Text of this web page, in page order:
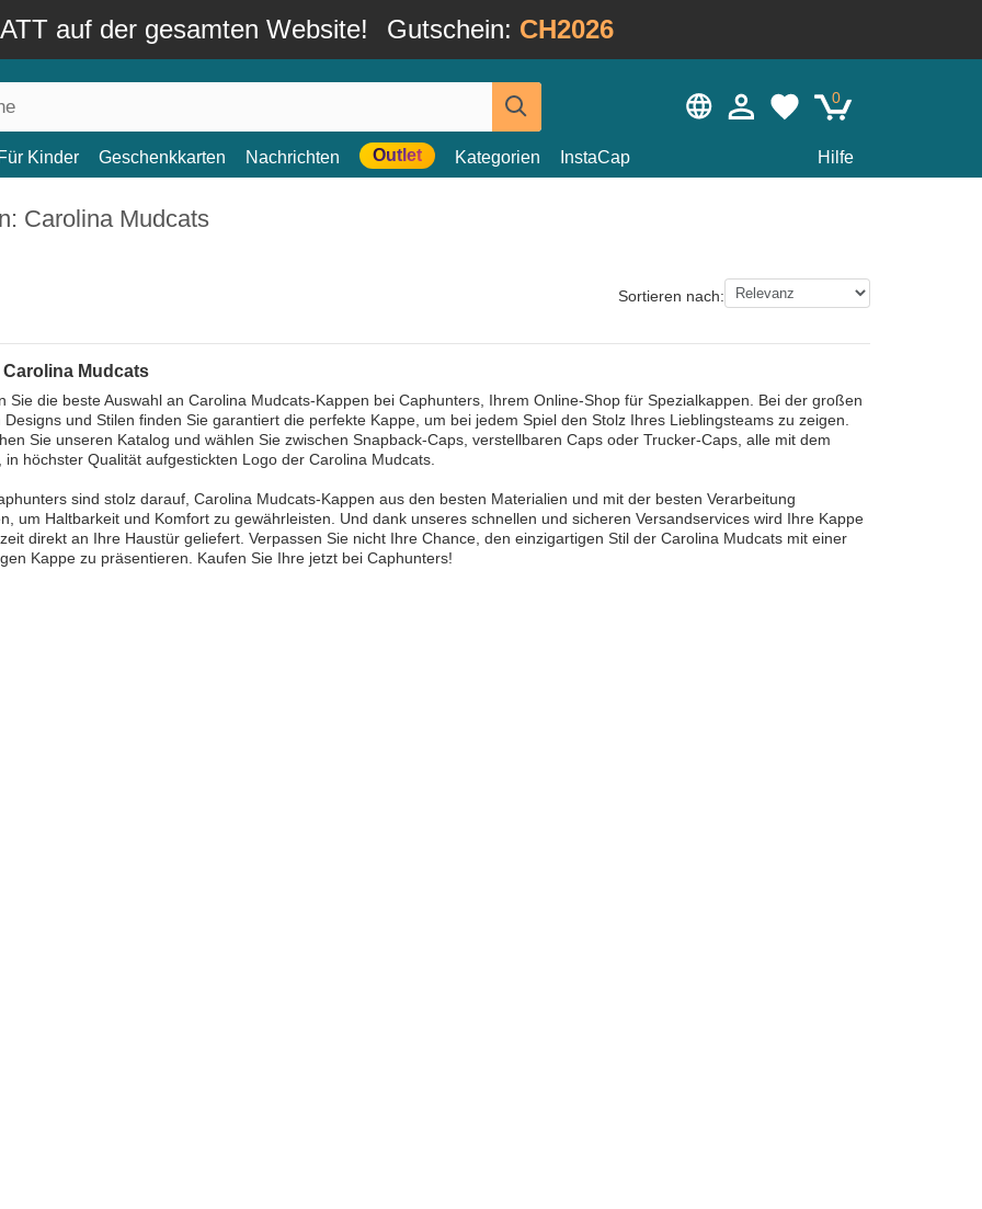
auf der gesamten Website! Gutschein: CH2026
0
Für Kinder Geschenkkarten Nachrichten Outlet Kategorien InstaCap Hilfe
Carolina Mudcats
Sortieren nach:
Carolina Mudcats
Sie die beste Auswahl an Carolina Mudcats-Kappen bei Caphunters, Ihrem Online-Shop für Spezialkappen. Bei der großen
Designs und Stilen finden Sie garantiert die perfekte Kappe, um bei jedem Spiel den Stolz Ihres Lieblingsteams zu zeigen.
Sie unseren Katalog und wählen Sie zwischen Snapback-Caps, verstellbaren Caps oder Trucker-Caps, alle mit dem
in höchster Qualität aufgestickten Logo der Carolina Mudcats.
sind stolz darauf, Carolina Mudcats-Kappen aus den besten Materialien und mit der besten Verarbeitung
um Haltbarkeit und Komfort zu gewährleisten. Und dank unseres schnellen und sicheren Versandservices wird Ihre Kappe
direkt an Ihre Haustür geliefert. Verpassen Sie nicht Ihre Chance, den einzigartigen Stil der Carolina Mudcats mit einer
Kappe zu präsentieren. Kaufen Sie Ihre jetzt bei Caphunters!